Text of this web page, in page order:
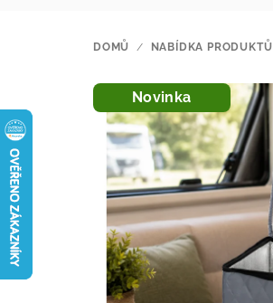
DOMŮ / NABÍDKA PRODUKTŮ
Novinka